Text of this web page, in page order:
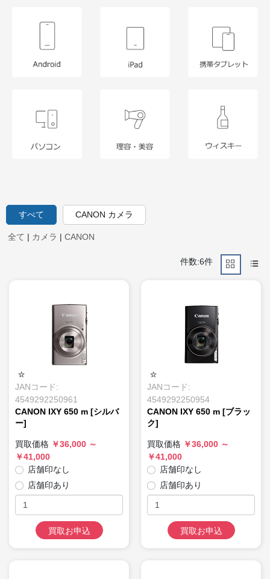
すべて CANON カメラ
全て | カメラ | CANON
件数:6件
JANコード:
4549292250961
CANON IXY 650 m [シルバ
ー]
買取価格 ￥36,000 ～
￥41,000
店舗印なし
店舗印あり
買取お申込
JANコード:
4549292250954
CANON IXY 650 m [ブラッ
ク]
買取価格 ￥36,000 ～
￥41,000
店舗印なし
店舗印あり
買取お申込